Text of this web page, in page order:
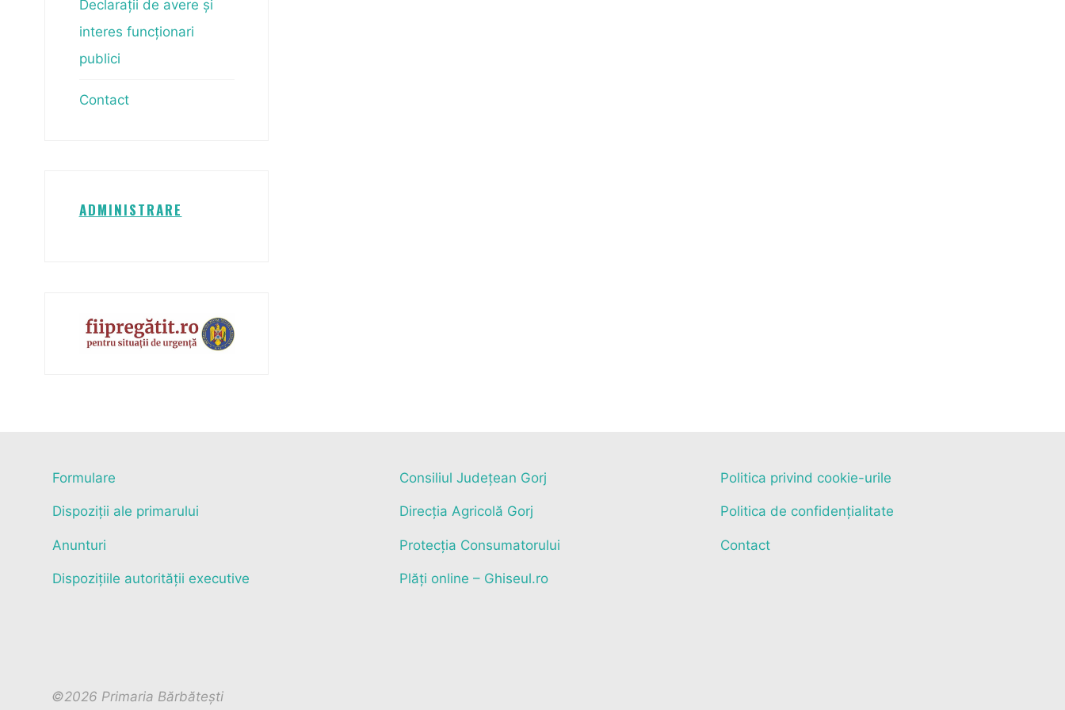
Declarații de avere și
interes funcționari
publici
Contact
ADMINISTRARE
Formulare
Dispoziții ale primarului
Anunturi
Dispozițiile autorității executive
Consiliul Județean Gorj
Direcția Agricolă Gorj
Protecția Consumatorului
Plăți online – Ghiseul.ro
Politica privind cookie-urile
Politica de confidențialitate
Contact
©2026 Primaria Bărbătești